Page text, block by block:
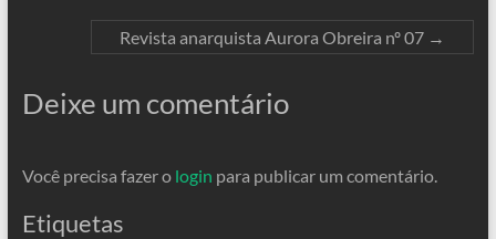
Revista anarquista Aurora Obreira nº 07 →
Deixe um comentário
Você precisa fazer o login para publicar um comentário.
Etiquetas